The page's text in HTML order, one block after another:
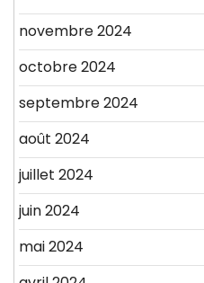
novembre 2024
octobre 2024
septembre 2024
août 2024
juillet 2024
juin 2024
mai 2024